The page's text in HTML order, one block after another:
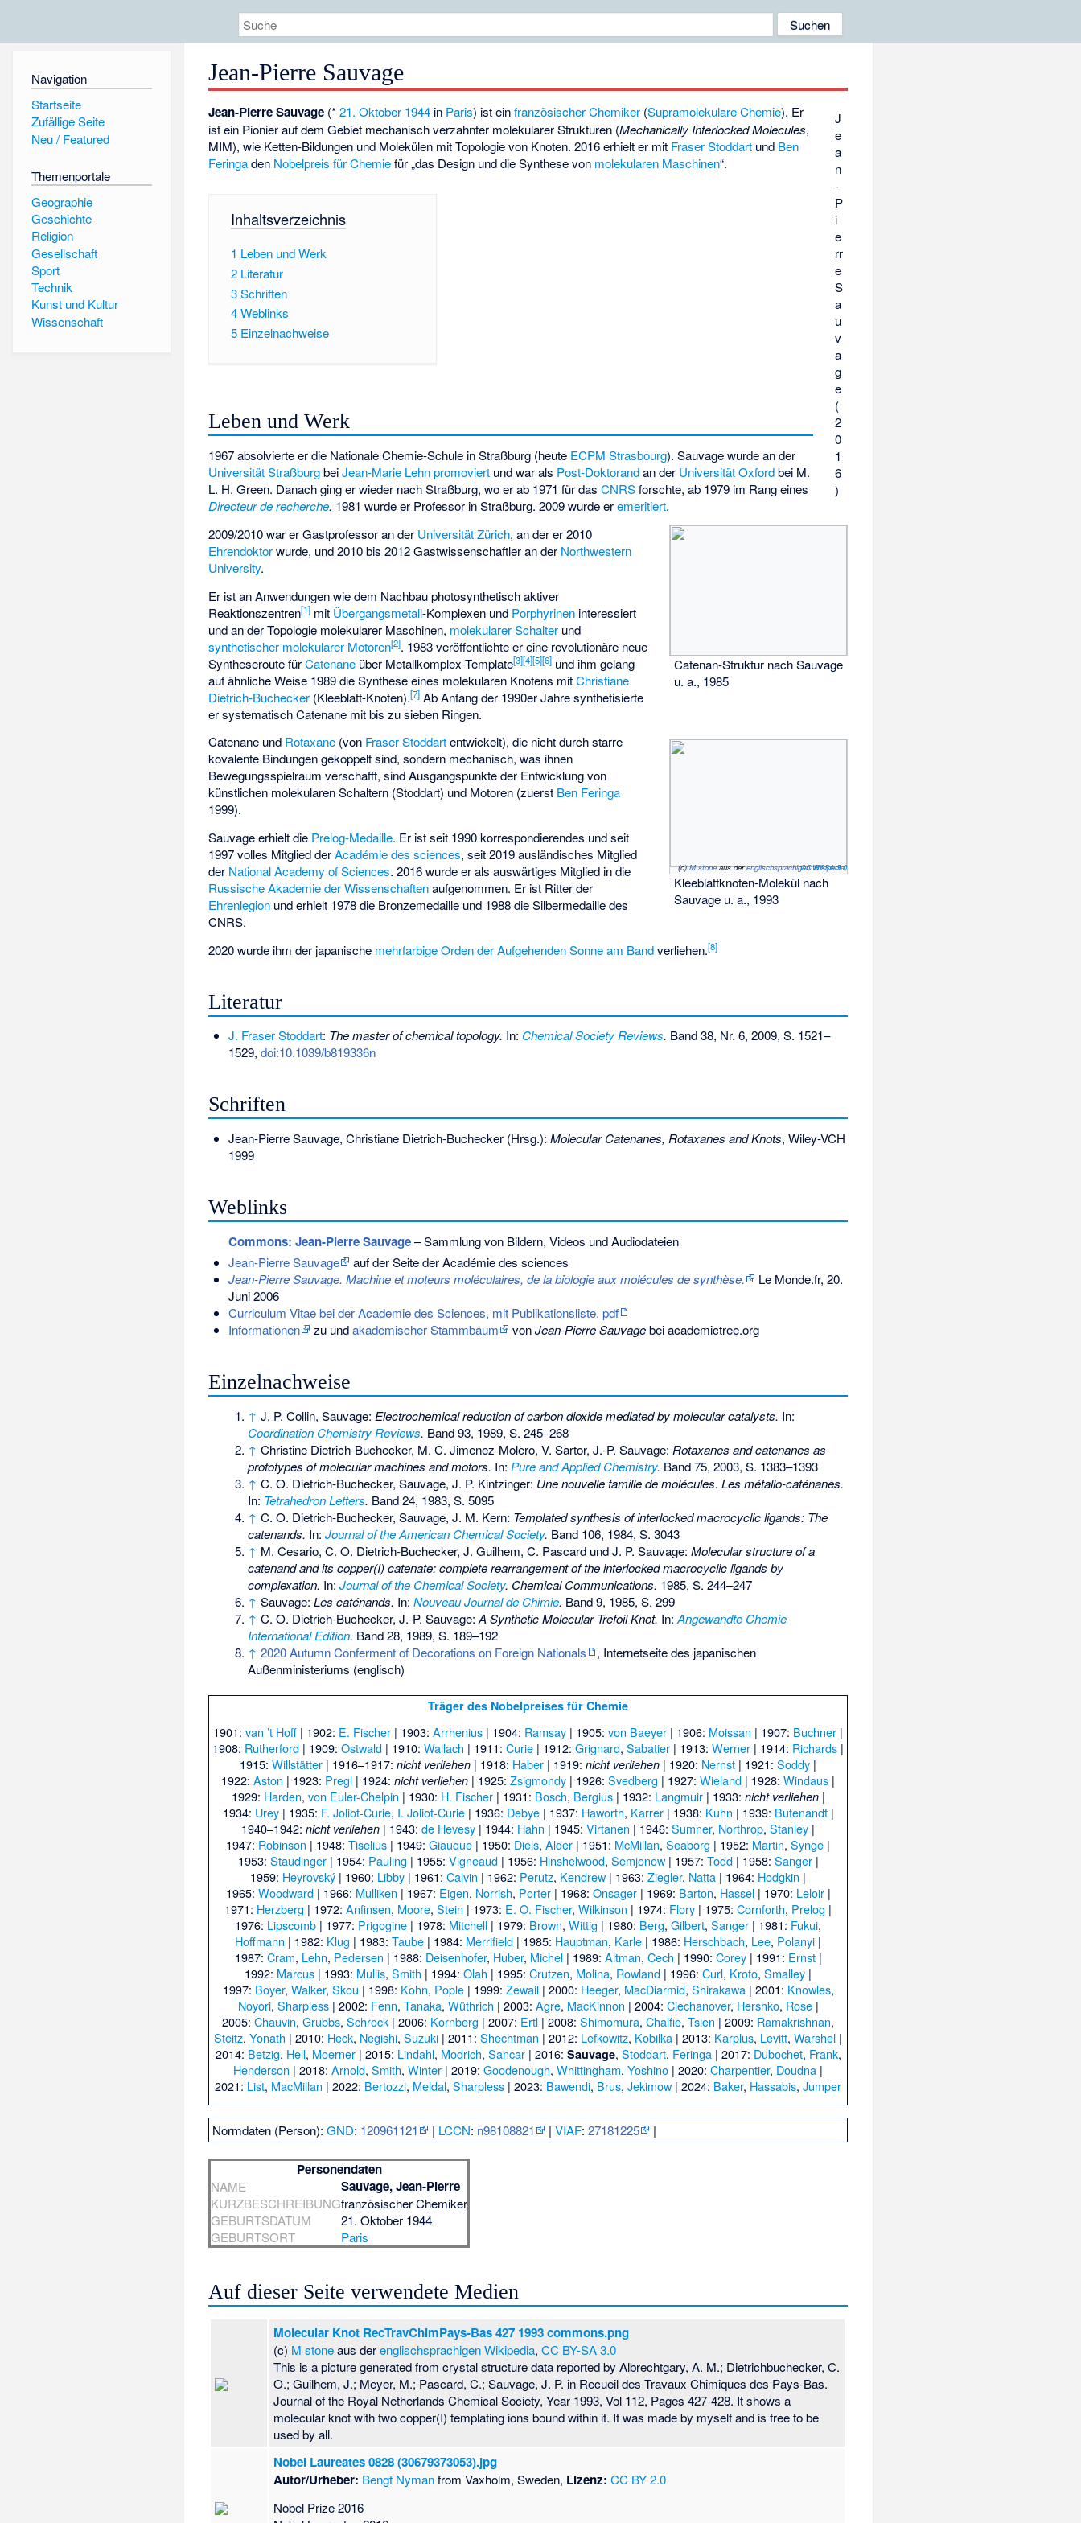
Navigation
Startseite
Zufällige Seite
Neu / Featured
Themenportale
Geographie
Geschichte
Religion
Gesellschaft
Sport
Technik
Kunst und Kultur
Wissenschaft
Jean-Pierre Sauvage
J
e
a
n
-
P
i
e
rr
e
S
a
u
v
a
g
e
(
2
0
1
6
)
Jean-Pierre Sauvage (*21. Oktober 1944 in Paris) ist einfranzösischer Chemiker (Supramolekulare Chemie). Er
ist ein Pionier auf dem Gebiet mechanisch verzahnter molekularer Strukturen (Mechanically Interlocked Molecules,
MIM), wie Ketten-Bildungen und Molekülen mit Topologie von Knoten. 2016 erhielt er mit Fraser Stoddart und Ben
Feringaden Nobelpreis für Chemiefür „das Design und die Synthese von molekularen Maschinen“.
Inhaltsverzeichnis
1 Leben und Werk
2 Literatur
3Schriften
4Weblinks
5 Einzelnachweise
Leben und Werk
Catenan-Struktur nach Sauvage
u. a., 1985
1967 absolvierte er die Nationale Chemie-Schule in Straßburg (heute ECPM Strasbourg). Sauvage wurde an der
Universität StraßburgbeiJean-Marie Lehn promoviert und war als Post-Doktorandan der Universität Oxfordbei M.
L. H. Green. Danach ging er wieder nach Straßburg, wo er ab 1971 für dasCNRSforschte, ab 1979 im Rang eines
Directeur de recherche. 1981 wurde er Professor in Straßburg. 2009 wurde eremeritiert.
2009/2010 war er Gastprofessor an der Universität Zürich, an der er 2010
Ehrendoktorwurde, und 2010 bis 2012 Gastwissenschaftler an der Northwestern
University.
Er ist an Anwendungen wie dem Nachbau photosynthetisch aktiver
Reaktionszentren[1] mit Übergangsmetall-Komplexen und Porphyrinen interessiert
und an der Topologie molekularer Maschinen, molekularer Schalter und
synthetischer molekularer Motoren[2]. 1983 veröffentlichte er eine revolutionäre neue
Syntheseroute fürCatenane über Metallkomplex-Template[3][4][5][6] und ihm gelang
auf ähnliche Weise 1989 die Synthese eines molekularen Knotens mitChristiane
Dietrich-Buchecker (Kleeblatt-Knoten).[7] Ab Anfang der 1990er Jahre synthetisierte
er systematisch Catenane mit bis zu sieben Ringen.
(c)M stoneaus derenglischsprachigen Wikipedia,
CC BY-SA 3.0
Kleeblattknoten-Molekül nach
Sauvage u. a., 1993
Catenane und Rotaxane (von Fraser Stoddartentwickelt), die nicht durch starre
kovalente Bindungen gekoppelt sind, sondern mechanisch, was ihnen
Bewegungsspielraum verschafft, sind Ausgangspunkte der Entwicklung von
künstlichen molekularen Schaltern (Stoddart) und Motoren (zuerst Ben Feringa
1999).
Sauvage erhielt die Prelog-Medaille. Er ist seit 1990 korrespondierendes und seit
1997 volles Mitglied derAcadémie des sciences, seit 2019 ausländisches Mitglied
der National Academy of Sciences. 2016 wurde er als auswärtiges Mitglied in die
Russische Akademie der Wissenschaftenaufgenommen. Er ist Ritter der
Ehrenlegion und erhielt 1978 die Bronzemedaille und 1988 die Silbermedaille des
CNRS.
2020 wurde ihm der japanische mehrfarbige Orden der Aufgehenden Sonne am Bandverliehen.[8]
Literatur
J. Fraser Stoddart: The master of chemical topology. In: Chemical Society Reviews. Band 38, Nr. 6, 2009, S. 1521–
1529, doi:10.1039/b819336n
Schriften
Jean-Pierre Sauvage, Christiane Dietrich-Buchecker (Hrsg.): Molecular Catenanes, Rotaxanes and Knots, Wiley-VCH
1999
Weblinks
Commons: Jean-Pierre Sauvage– Sammlung von Bildern, Videos und Audiodateien
Jean-Pierre Sauvage
auf der Seite der Académie des sciences
Jean-Pierre Sauvage. Machine et moteurs moléculaires, de la biologie aux molécules de synthèse.
Le Monde.fr, 20.
Juni 2006
Curriculum Vitae bei der Academie des Sciences, mit Publikationsliste, pdf
Informationen
zu undakademischer Stammbaum vonJean-Pierre Sauvagebei academictree.org
Einzelnachweise
↑ J. P. Collin, Sauvage: Electrochemical reduction of carbon dioxide mediated by molecular catalysts. In:
Coordination Chemistry Reviews. Band 93, 1989, S. 245–268
↑ Christine Dietrich-Buchecker, M. C. Jimenez-Molero, V. Sartor, J.-P. Sauvage: Rotaxanes and catenanes as
prototypes of molecular machines and motors. In: Pure and Applied Chemistry. Band 75, 2003, S. 1383–1393
↑ C. O. Dietrich-Buchecker, Sauvage, J. P. Kintzinger: Une nouvelle famille de molécules. Les métallo-caténanes.
In: Tetrahedron Letters. Band 24, 1983, S. 5095
↑ C. O. Dietrich-Buchecker, Sauvage, J. M. Kern: Templated synthesis of interlocked macrocyclic ligands: The
catenands. In: Journal of the American Chemical Society. Band 106, 1984, S. 3043
↑ M. Cesario, C. O. Dietrich-Buchecker, J. Guilhem, C. Pascard und J. P. Sauvage: Molecular structure of a
catenand and its copper(I) catenate: complete rearrangement of the interlocked macrocyclic ligands by
complexation. In: Journal of the Chemical Society. Chemical Communications. 1985, S. 244–247
↑ Sauvage: Les caténands. In: Nouveau Journal de Chimie. Band 9, 1985, S. 299
↑ C. O. Dietrich-Buchecker, J.-P. Sauvage: A Synthetic Molecular Trefoil Knot. In: Angewandte Chemie
International Edition. Band 28, 1989, S. 189–192
↑ 2020 Autumn Conferment of Decorations on Foreign Nationals
, Internetseite des japanischen
Außenministeriums (englisch)
Träger des Nobelpreises für Chemie
1901:van ’t Hoff | 1902: E. Fischer | 1903:Arrhenius | 1904: Ramsay | 1905:von Baeyer | 1906: Moissan | 1907: Buchner |
1908: Rutherford | 1909:Ostwald | 1910:Wallach | 1911:Curie | 1912:Grignard,Sabatier | 1913:Werner | 1914: Richards |
1915:Willstätter | 1916–1917:nicht verliehen | 1918: Haber | 1919:nicht verliehen | 1920: Nernst | 1921:Soddy |
1922:Aston | 1923: Pregl | 1924:nicht verliehen | 1925:Zsigmondy | 1926:Svedberg | 1927:Wieland | 1928:Windaus |
1929: Harden, von Euler-Chelpin | 1930: H. Fischer| 1931: Bosch, Bergius| 1932: Langmuir| 1933: nicht verliehen|
1934: Urey| 1935: F. Joliot-Curie, I. Joliot-Curie| 1936: Debye| 1937: Haworth, Karrer| 1938: Kuhn | 1939: Butenandt|
1940–1942:nicht verliehen | 1943:de Hevesy | 1944: Hahn | 1945:Virtanen | 1946:Sumner, Northrop,Stanley |
1947: Robinson | 1948:Tiselius | 1949:Giauque | 1950: Diels,Alder | 1951: McMillan,Seaborg | 1952: Martin,Synge |
1953: Staudinger| 1954: Pauling | 1955: Vigneaud| 1956: Hinshelwood, Semjonow| 1957: Todd| 1958: Sanger|
1959: Heyrovský | 1960: Libby | 1961:Calvin | 1962: Perutz, Kendrew | 1963:Ziegler, Natta | 1964: Hodgkin |
1965: Woodward| 1966: Mulliken | 1967: Eigen, Norrish, Porter| 1968: Onsager| 1969: Barton, Hassel| 1970: Leloir|
1971: Herzberg | 1972:Anfinsen, Moore,Stein | 1973: E. O. Fischer,Wilkinson | 1974: Flory | 1975:Cornforth, Prelog |
1976: Lipscomb | 1977: Prigogine | 1978: Mitchell | 1979: Brown,Wittig | 1980: Berg,Gilbert,Sanger | 1981: Fukui,
Hoffmann | 1982: Klug | 1983:Taube | 1984: Merrifield | 1985: Hauptman, Karle | 1986: Herschbach, Lee, Polanyi |
1987: Cram, Lehn, Pedersen | 1988: Deisenhofer, Huber, Michel| 1989: Altman, Cech | 1990: Corey| 1991: Ernst|
1992: Marcus | 1993: Mullis,Smith | 1994:Olah | 1995:Crutzen, Molina, Rowland | 1996:Curl, Kroto,Smalley |
1997: Boyer, Walker, Skou | 1998: Kohn, Pople| 1999: Zewail| 2000: Heeger, MacDiarmid, Shirakawa| 2001: Knowles,
Noyori, Sharpless| 2002: Fenn, Tanaka, Wüthrich | 2003: Agre, MacKinnon | 2004: Ciechanover, Hershko, Rose|
2005:Chauvin,Grubbs,Schrock | 2006: Kornberg | 2007: Ertl | 2008:Shimomura,Chalfie,Tsien | 2009: Ramakrishnan,
Steitz,Yonath | 2010: Heck, Negishi,Suzuki | 2011:Shechtman | 2012: Lefkowitz, Kobilka | 2013: Karplus, Levitt,Warshel |
2014: Betzig, Hell, Moerner| 2015: Lindahl, Modrich, Sancar| 2016: Sauvage, Stoddart, Feringa| 2017: Dubochet, Frank,
Henderson | 2018:Arnold,Smith,Winter | 2019:Goodenough,Whittingham,Yoshino | 2020:Charpentier, Doudna |
2021: List, MacMillan | 2022: Bertozzi, Meldal,Sharpless | 2023: Bawendi, Brus,Jekimow | 2024: Baker, Hassabis,Jumper
Normdaten (Person):GND: 120961121 | LCCN: n98108821 |VIAF:27181225 |
Personendaten
NAME Sauvage, Jean-Pierre
KURZBESCHREIBUNGfranzösischer Chemiker
GEBURTSDATUM
21. Oktober 1944
GEBURTSORT
Paris
Auf dieser Seite verwendete Medien
Molecular Knot RecTravChimPays-Bas 427 1993 commons.png
(c) M stoneaus derenglischsprachigen Wikipedia,CC BY-SA 3.0
This is a picture generated from crystal structure data reported by Albrechtgary, A. M.; Dietrichbuchecker, C.
O.; Guilhem, J.; Meyer, M.; Pascard, C.; Sauvage, J. P. in Recueil des Travaux Chimiques des Pays-Bas.
Journal of the Royal Netherlands Chemical Society, Year 1993, Vol 112, Pages 427-428. It shows a
molecular knot with two copper(I) templating ions bound within it. It was made by myself and is free to be
used by all.
Nobel Laureates 0828 (30679373053).jpg
Autor/Urheber: Bengt Nymanfrom Vaxholm, Sweden, Lizenz: CC BY 2.0
Nobel Prize 2016